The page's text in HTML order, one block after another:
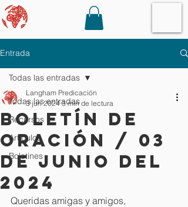
Entrada
Todas las entradas
Recursos
Artículos
Boletines
Todas las entradas
Boletín de
oración / 03
de junio del
2024
Langham Predicación
3 jun 2024 3 min de lectura
Queridas amigas y amigos,